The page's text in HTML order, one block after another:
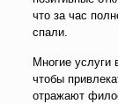
что за час
спали.
Многие услуги
чтобы
отражают